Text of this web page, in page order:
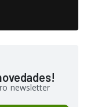
newsletter